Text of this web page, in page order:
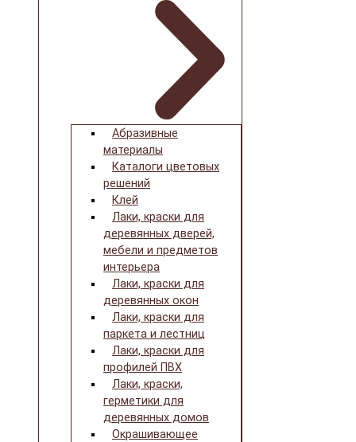
Абразивные
материалы
Каталоги цветовых
решений
Клей
Лаки, краски для
деревянных дверей,
мебели и предметов
интерьера
Лаки, краски для
деревянных окон
Лаки, краски для
паркета и лестниц
Лаки, краски для
профилей ПВХ
Лаки, краски,
герметики для
деревянных домов
Окрашивающее